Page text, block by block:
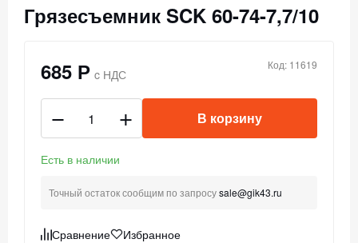
Грязесъемник SCK 60-74-7,7/10
685 Р c НДС
Код: 11619
В корзину
Есть в наличии
Точный остаток сообщим по запросуsale@gik43.ru
Сравнение Избранное